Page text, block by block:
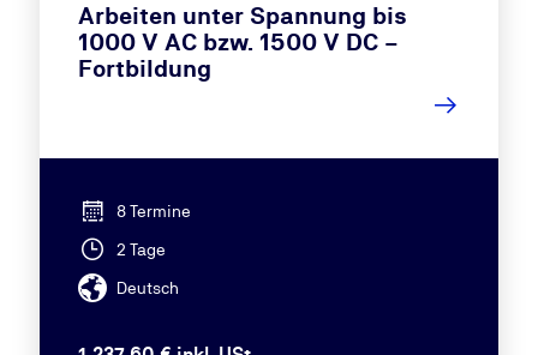
Arbeiten unter Spannung bis
1000 V AC bzw. 1500 V DC –
Fortbildung
8 Termine
2 Tage
Deutsch